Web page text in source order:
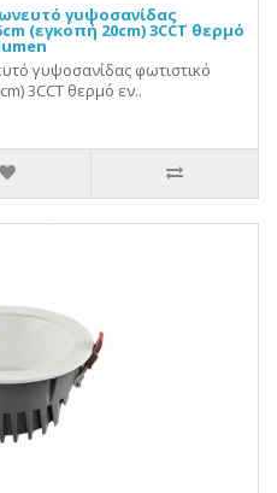
γυψοσανίδας
(εγκοπή 20cm) 3CCT θερμό
γυψοσανίδας φωτιστικό
3CCT θερμό εν..